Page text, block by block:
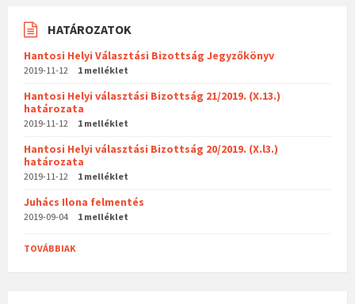
HATÁROZATOK
Hantosi Helyi Választási Bizottság Jegyzőkönyv
2019-11-12 1 melléklet
Hantosi Helyi választási Bizottság 21/2019. (X.13.)
határozata
2019-11-12 1 melléklet
Hantosi Helyi választási Bizottság 20/2019. (X.l3.)
határozata
2019-11-12 1 melléklet
Juhács Ilona felmentés
2019-09-04 1 melléklet
TOVÁBBIAK